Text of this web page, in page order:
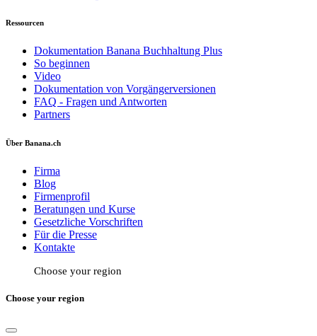
Ressourcen
Dokumentation Banana Buchhaltung Plus
So beginnen
Video
Dokumentation von Vorgängerversionen
FAQ - Fragen und Antworten
Partners
Über Banana.ch
Firma
Blog
Firmenprofil
Beratungen und Kurse
Gesetzliche Vorschriften
Für die Presse
Kontakte
Choose your region
Choose your region